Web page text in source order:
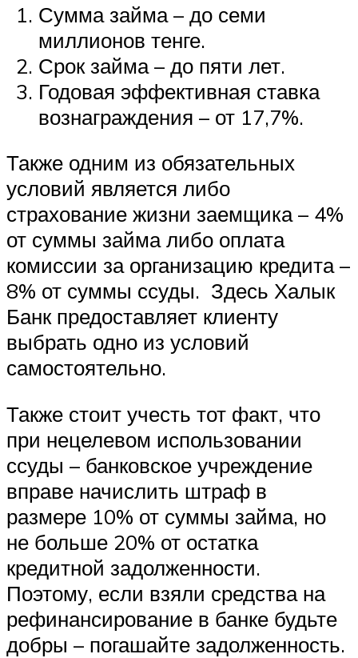
Сумма займа – до семи
миллионов тенге.
Срок займа – до пяти лет.
Годовая эффективная ставка
вознаграждения – от 17,7%.
Также одним из обязательных
условий является либо
страхование жизни заемщика – 4%
от суммы займа либо оплата
комиссии за организацию кредита –
8% от суммы ссуды. Здесь Халык
Банк предоставляет клиенту
выбрать одно из условий
самостоятельно.
Также стоит учесть тот факт, что
при нецелевом использовании
ссуды – банковское учреждение
вправе начислить штраф в
размере 10% от суммы займа, но
не больше 20% от остатка
кредитной задолженности.
Поэтому, если взяли средства на
рефинансирование в банке будьте
добры – погашайте задолженность.